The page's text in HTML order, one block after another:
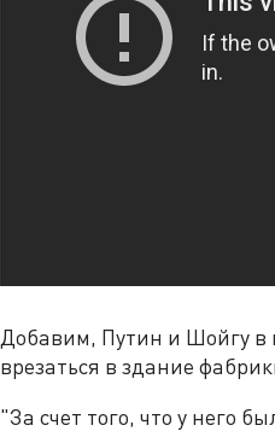
Добавим, Путин и Шойгу в
врезаться в здание
"За счет того, что у него